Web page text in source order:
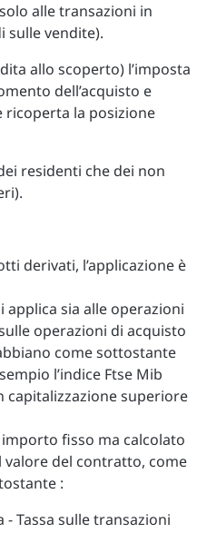
alle transazioni in
sulle vendite).
allo scoperto) l’imposta
dell’acquisto e
ricoperta la posizione
residenti che dei non
derivati, l’applicazione è
applica sia alle operazioni
operazioni di acquisto
come sottostante
l’indice Ftse Mib
capitalizzazione superiore
fisso ma calcolato
del contratto, come
: